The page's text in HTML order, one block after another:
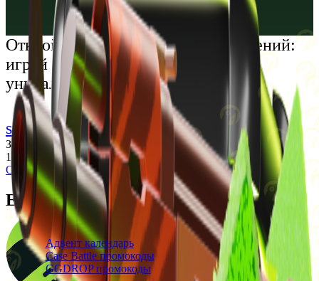
Українська
Открой мир премиальных развлечений:
играй честно и наслаждайся
уникальными впечатлениями
support@cs-wiki.org
Заходя на этот сайт, вы подтверждаете, что вам исполнилось
18 лет. Проблемы с азартными играми?
Обратится за помощью
Ежедневные бонусы
Свежие промокоды
Адвент календарь
Case Battle промокоды
GGDROP промокоды